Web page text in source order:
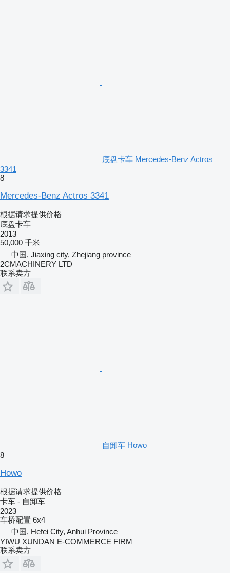
底盘卡车 Mercedes-Benz Actros
3341
8
Mercedes-Benz Actros 3341
根据请求提供价格
底盘卡车
2013
50,000 千米
中国, Jiaxing city, Zhejiang province
2CMACHINERY LTD
联系卖方
自卸车 Howo
8
Howo
根据请求提供价格
卡车 - 自卸车
2023
车桥配置 6x4
中国, Hefei City, Anhui Province
YIWU XUNDAN E-COMMERCE FIRM
联系卖方